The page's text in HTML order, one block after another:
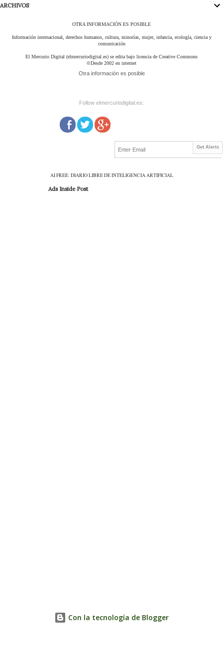
ARCHIVOS
OTRA INFORMACIÓN ES POSIBLE
Información internacional, derechos humanos, cultura, minorías, mujer, infancia, ecología, ciencia y
comunicación
El Mercurio Digital (elmercuriodigital.es) se edita bajo licencia de Creative Commons
©Desde 2002 en internet
Otra información es posible
Follow elmercuriodigital.es:
Get Alerts
AI FREE: DIARIO LIBRE DE INTELIGENCIA ARTIFICIAL
Ads Inside Post
Con la tecnología de Blogger